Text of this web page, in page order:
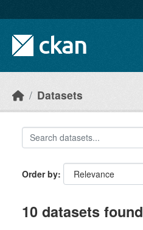
Datasets
Order by
10 datasets found